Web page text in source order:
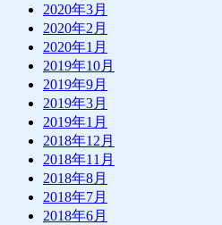
2020年3月
2020年2月
2020年1月
2019年10月
2019年9月
2019年3月
2019年1月
2018年12月
2018年11月
2018年8月
2018年7月
2018年6月